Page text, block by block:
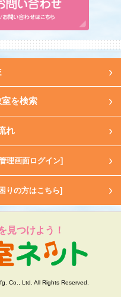
を検索
れ
理画面ログイン]
りの方はこちら]
見つけよう！
Co., Ltd. All Rights Reserved.